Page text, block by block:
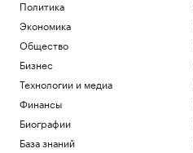
Политика
Экономика
Общество
Бизнес
Технологии и медиа
Финансы
Биографии
База знаний